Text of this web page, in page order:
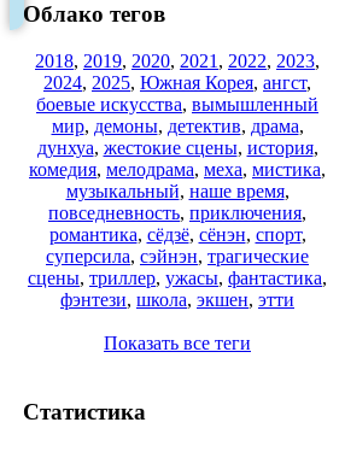
Облако тегов
2018, 2019, 2020, 2021 , 2022, 2023,
2024, 2025, Южная Корея, ангст,
боевые искусства, вымышленный
мир, демоны, детектив, драма,
дунхуа, жестокие сцены, история,
комедия, мелодрама, меха, мистика,
музыкальный, наше время,
повседневность, приключения,
романтика, сёдзё, сёнэн, спорт,
суперсила, сэйнэн, трагические
сцены, триллер, ужасы, фантастика,
фэнтези, школа, экшен, этти
Показать все теги
Статистика